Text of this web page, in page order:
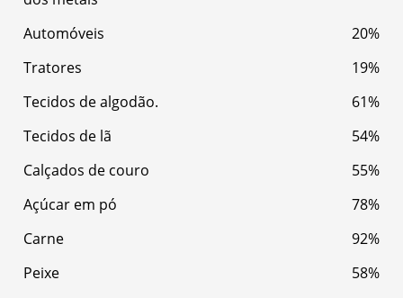
Automóveis
20%
Tratores
19%
Tecidos de algodão.
61%
Tecidos de lã
54%
Calçados de couro
55%
Açúcar em pó
78%
Carne
92%
Peixe
58%